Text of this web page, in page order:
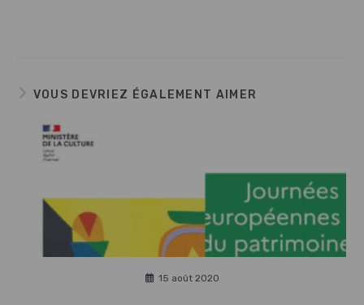
VOUS DEVRIEZ ÉGALEMENT AIMER
15 août 2020